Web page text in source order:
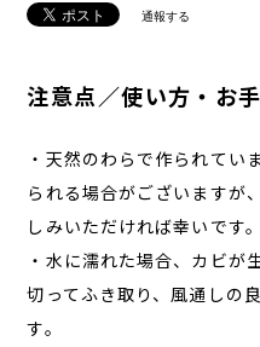
通報する
注意点／使い方・お
・天然のわらで作られてい
られる場合がございますが
しみいただければ幸いです。
・水に濡れた場合、カビが
切ってふき取り、風通しの
す。